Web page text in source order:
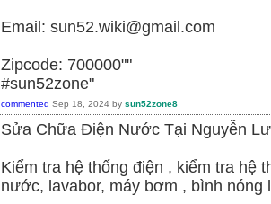
Email: sun52.wiki@gmail.com
Zipcode: 700000""
#sun52zone"
commented Sep 18, 2024 by sun52zone8
Sửa Chữa Điện Nước Tại Nguyễn
Kiểm tra hệ thống điện , kiểm tra hệ
nước, lavabor, máy bơm , bình nóng